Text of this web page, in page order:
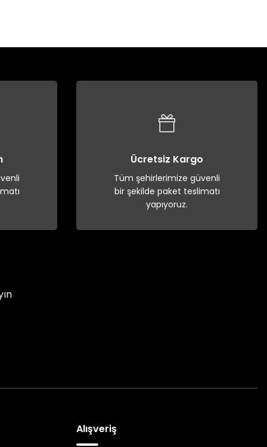
Ücretsiz Kargo
Tüm şehirlerimize güvenli
bir şekilde paket teslimatı
yapıyoruz.
Alışveriş